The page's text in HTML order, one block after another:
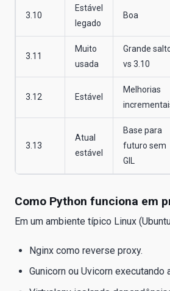
3.10
Estável
legado
Boa
3.11
Muito
usada
Grande
vs 3.10
3.12 Estável
Melhorias
3.13
Atual
estável
Base para
futuro sem
GIL
Como Python funciona em
Em um ambiente típico Linux
Nginx como reverse proxy.
Gunicorn ou Uvicorn executando